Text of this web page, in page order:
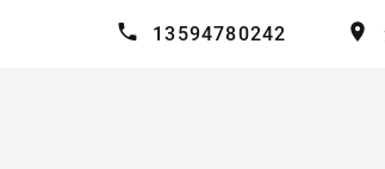
13594780242